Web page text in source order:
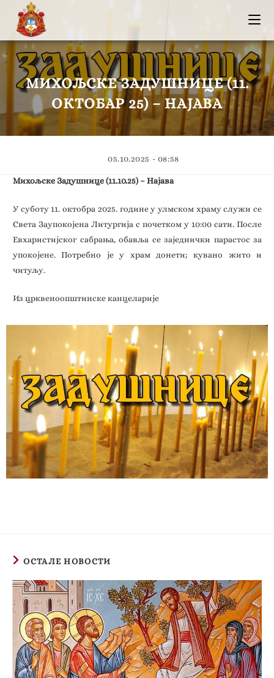
МИХОЉСКЕ ЗАДУШНИЦЕ (11.
ОКТОБАР 25) – НАЈАВА
05.10.2025 - 08:58
Михољске Задушнице (11.10.25) – Најава
У суботу 11. октобра 2025. године у улмском храму служи се
Света Заупокојена Литургија с почетком у 10:00 сати. После
Евхаристијског сабрања, обавља се заједнички парастос за
упокојене. Потребно је у храм донети; кувано жито и
читуљу.
Из црквеноопштинске канцеларије
ОСТАЛЕ НОВОСТИ